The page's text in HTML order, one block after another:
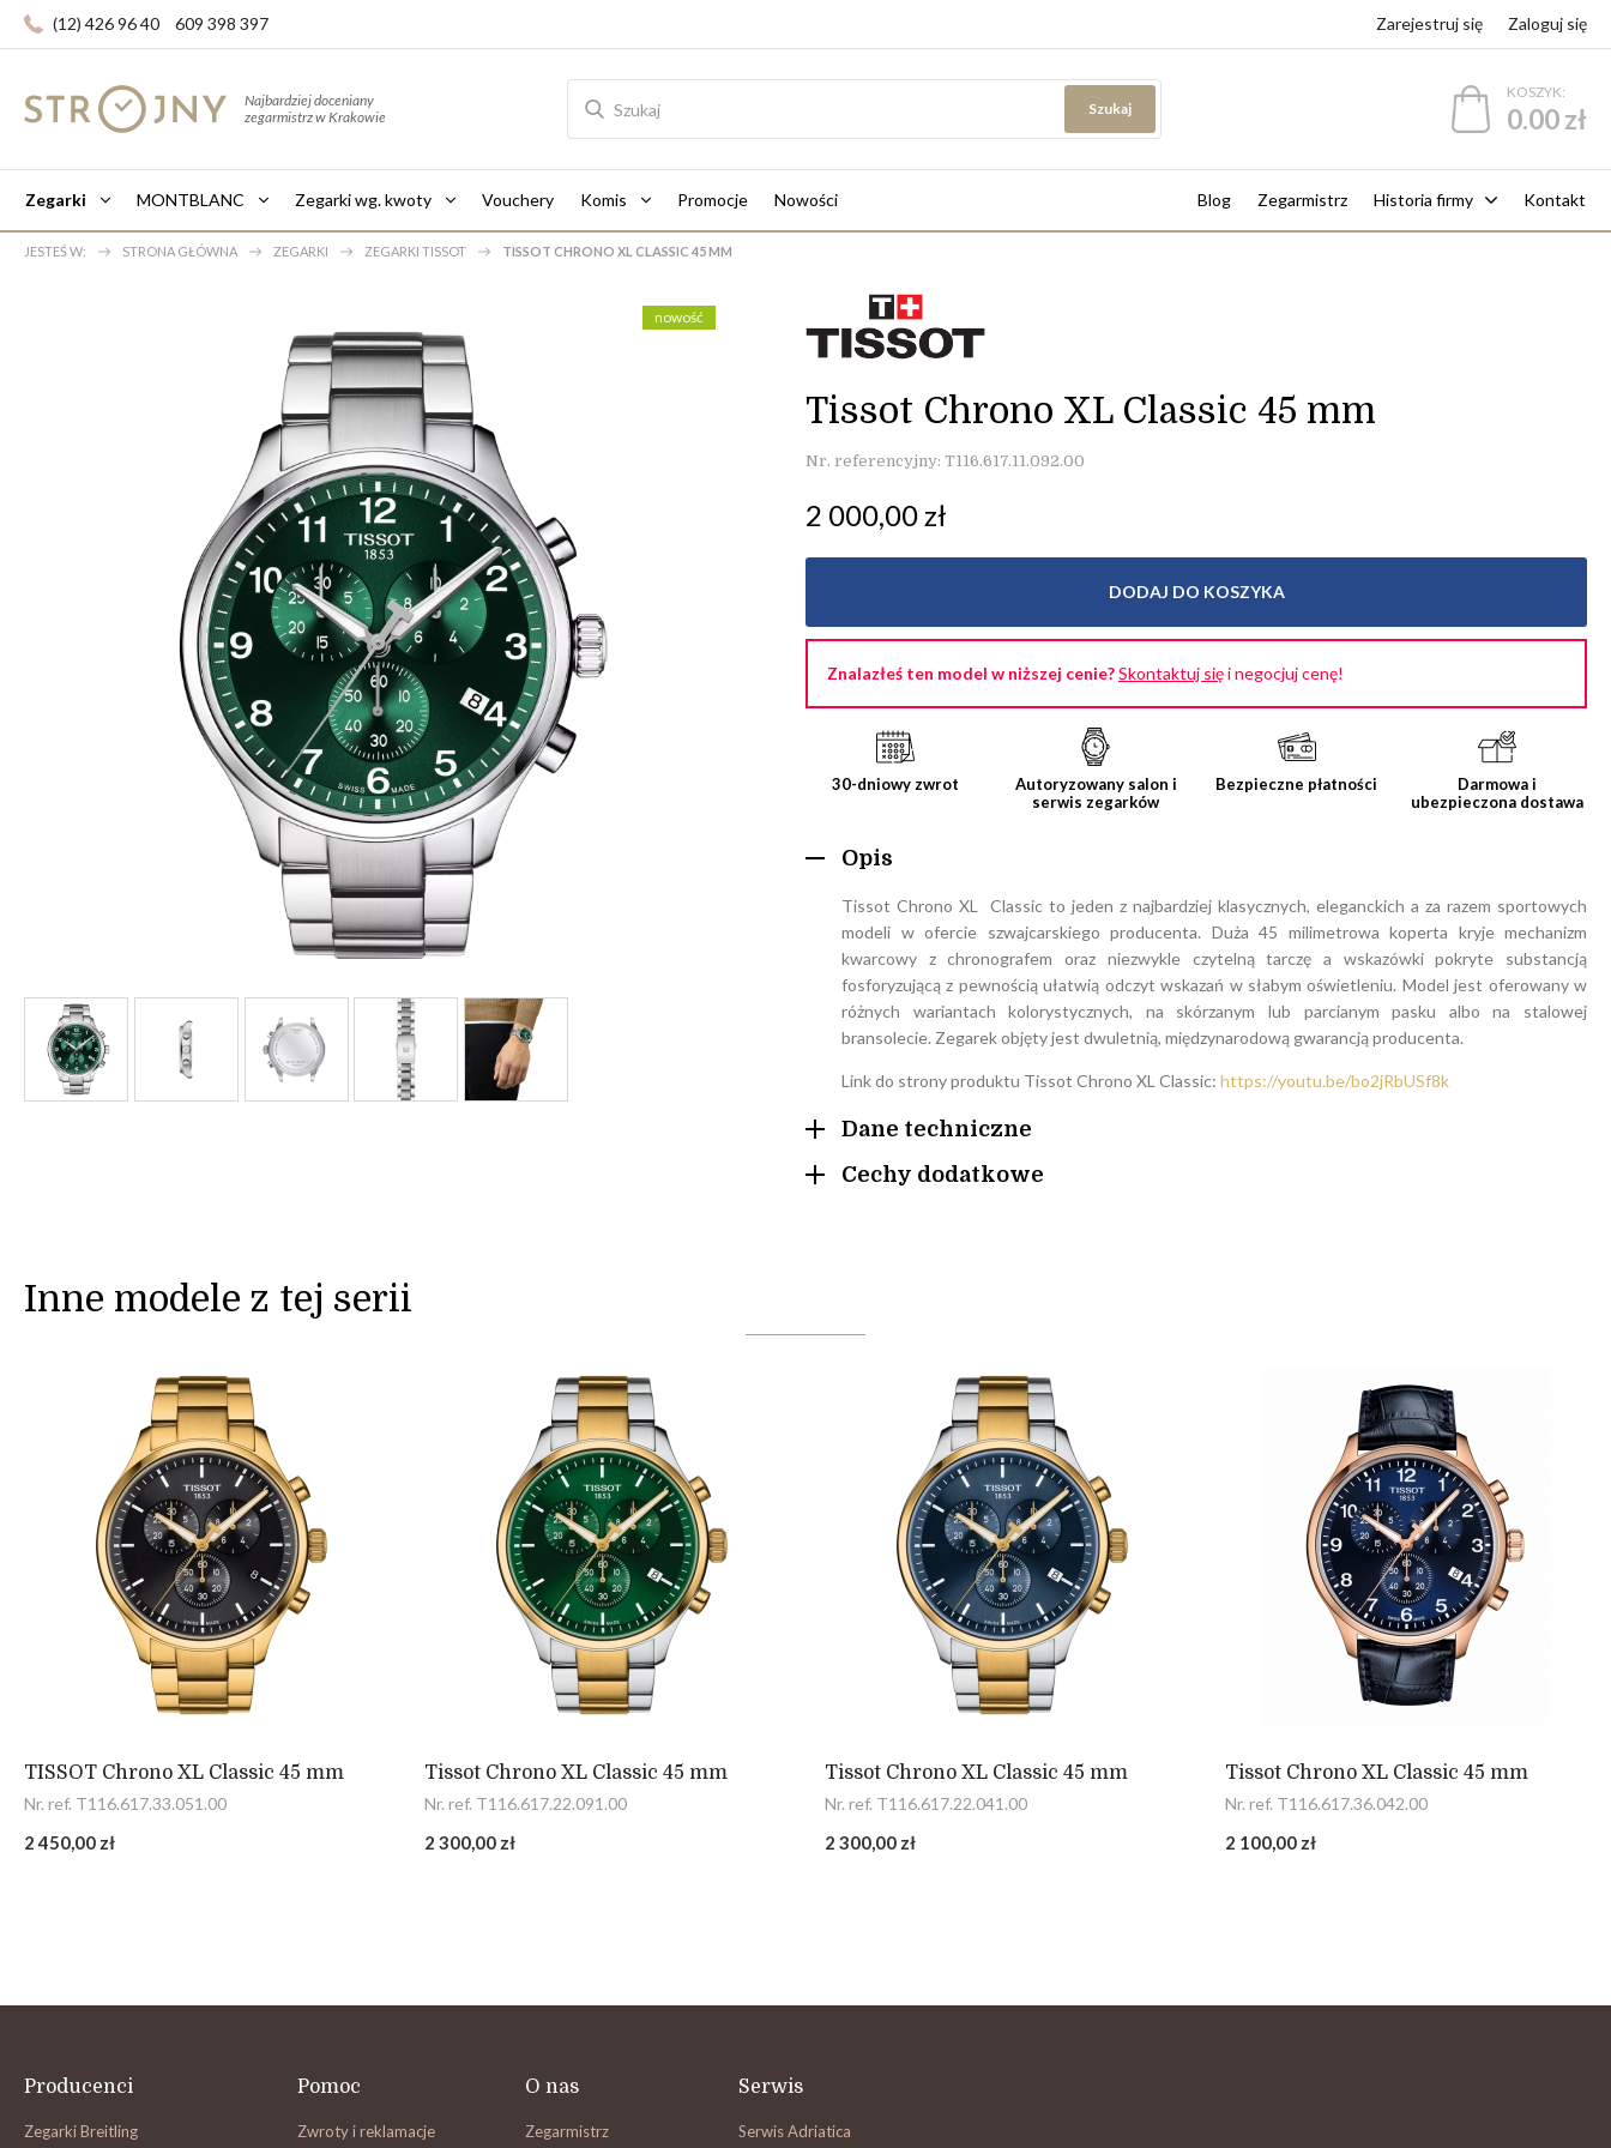
(12) 426 96 40 609 398 397 Zarejestruj się Zaloguj się
Najbardziej doceniany
zegarmistrz w Krakowie
KOSZYK:
0.00 zł
Szukaj
Zegarki MONTBLANC Zegarki wg. kwoty Vouchery Komis Promocje Nowości Blog Zegarmistrz Historia firmy Kontakt
JESTEŚ W: STRONA GŁÓWNA ZEGARKI ZEGARKI TISSOT TISSOT CHRONO XL CLASSIC 45 MM
nowość
Tissot Chrono XL Classic 45 mm
Nr. referencyjny: T116.617.11.092.00
2 000,00 zł
DODAJ DO KOSZYKA
Znalazłeś ten model w niższej cenie?Skontaktuj sięi negocjuj cenę!
30-dniowy zwrot
Autoryzowany salon i
serwis zegarków
Bezpieczne płatności
Darmowa i
ubezpieczona dostawa
Opis
Tissot Chrono XL Classic to jeden z najbardziej klasycznych, eleganckich a za razem sportowych
modeli w ofercie szwajcarskiego producenta. Duża 45 milimetrowa koperta kryje mechanizm
kwarcowy z chronografem oraz niezwykle czytelną tarczę a wskazówki pokryte substancją
fosforyzującą z pewnością ułatwią odczyt wskazań w słabym oświetleniu. Model jest oferowany w
różnych wariantach kolorystycznych, na skórzanym lub parcianym pasku albo na stalowej
bransolecie. Zegarek objęty jest dwuletnią, międzynarodową gwarancją producenta.
Link do strony produktu Tissot Chrono XL Classic: https://youtu.be/bo2jRbUSf8k
Dane techniczne
Cechy dodatkowe
Inne modele z tej serii
TISSOT Chrono XL Classic 45 mm
Nr. ref. T116.617.33.051.00
2 450,00 zł
Tissot Chrono XL Classic 45 mm
Nr. ref. T116.617.22.091.00
2 300,00 zł
Tissot Chrono XL Classic 45 mm
Nr. ref. T116.617.22.041.00
2 300,00 zł
Tissot Chrono XL Classic 45 mm
Nr. ref. T116.617.36.042.00
2 100,00 zł
Producenci
Zegarki Breitling
Pomoc
Zwroty i reklamacje
O nas
Zegarmistrz
Serwis
Serwis Adriatica